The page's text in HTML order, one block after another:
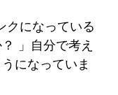
クになっている
」自分で考え
になっていま